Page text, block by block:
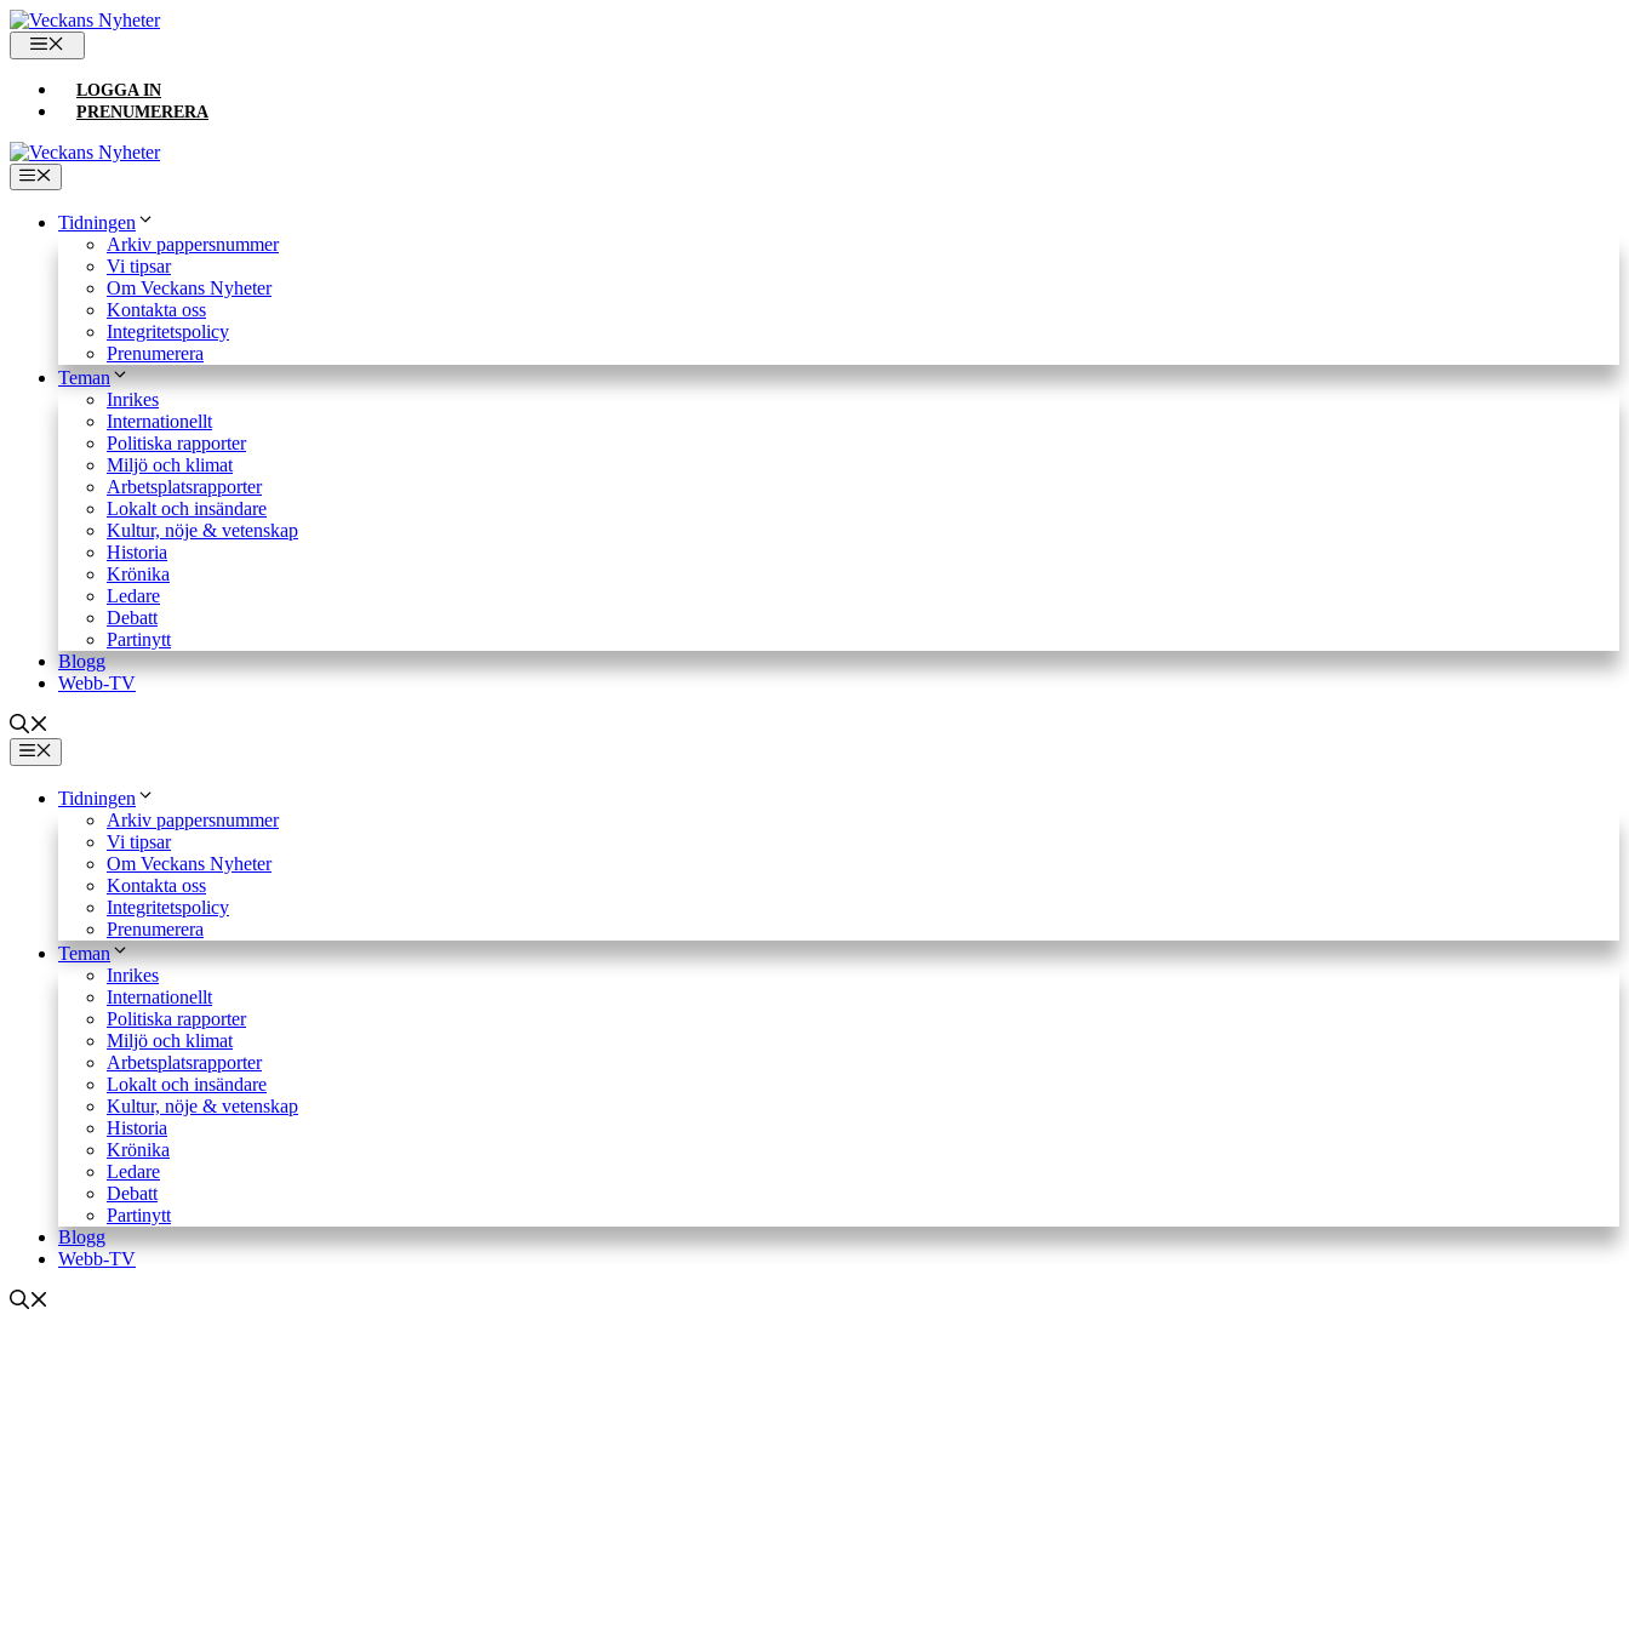
Hoppa
till
innehåll
LOGGA IN
PRENUMERERA
Meny
Tidningen
Arkiv pappersnummer
Vi tipsar
Om Veckans Nyheter
Kontakta oss
Integritetspolicy
Prenumerera
Teman
Inrikes
Internationellt
Politiska rapporter
Miljö och klimat
Arbetsplatsrapporter
Lokalt och insändare
Kultur, nöje & vetenskap
Historia
Krönika
Ledare
Debatt
Partinytt
Blogg
Webb-TV
Meny
Tidningen
Arkiv pappersnummer
Vi tipsar
Om Veckans Nyheter
Kontakta oss
Integritetspolicy
Prenumerera
Teman
Inrikes
Internationellt
Politiska rapporter
Miljö och klimat
Arbetsplatsrapporter
Lokalt och insändare
Kultur, nöje & vetenskap
Historia
Krönika
Ledare
Debatt
Partinytt
Blogg
Webb-TV